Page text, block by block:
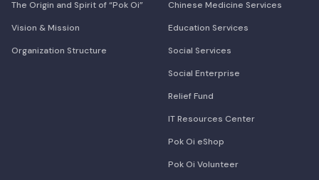
The Origin and Spirit of “Pok Oi”
Vision & Mission
Organization Structure
Chinese Medicine Services
Education Services
Social Services
Social Enterprise
Relief Fund
IT Resources Center
Pok Oi eShop
Pok Oi Volunteer